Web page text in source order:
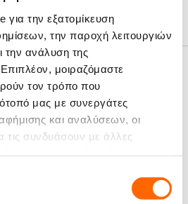
για την εξατομίκευση
την παροχή λειτουργιών
την ανάλυση της
μοιραζόμαστε
τον τρόπο που
μας με συνεργάτες
και αναλύσεων, οι
τις συνδυάσουν με άλλες
Ό,τι θα θέλατε να ρωτήσετε για
τους Single Origin καφέδες!